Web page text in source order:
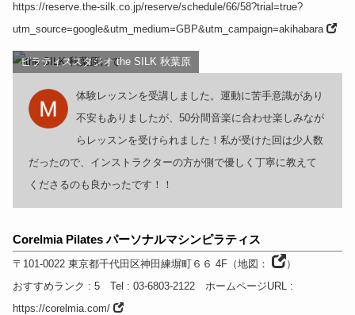
https://reserve.the-silk.co.jp/reserve/schedule/66/58?trial=true?
utm_source=google&utm_medium=GBP&utm_campaign=akihabara
ピラティススタジオ the SILK 秋葉原
体験レッスンを受講しました。運動に苦手意識があり
不安もありましたが、50分間音楽に合わせ楽しみなが
らレッスンを受けられました！私が受けた回は少人数
だったので、インストラクターの方が側で優しく丁寧に教えて
くださるのも良かったです！！
Corelmia Pilates パーソナルマシンピラティス
〒101-0022 東京都千代田区神田練塀町６６ 4F（地図：
）
おすすめランク : 5 Tel : 03-6803-2122 ホームページURL:
https://corelmia.com/